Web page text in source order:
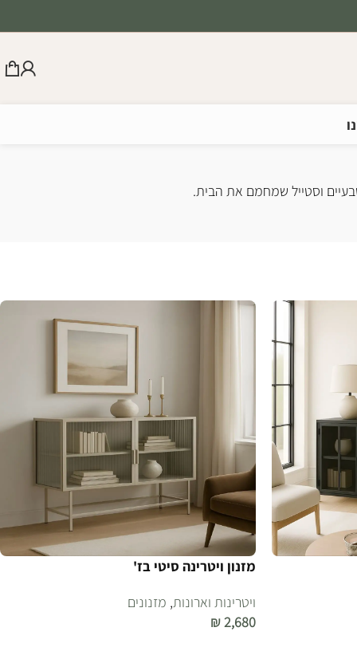
וסטייל שמחמם את הבית.
מזנון ויטרינה סיטי בז'
ויטרינות וארונות, מזנונים
₪2,680